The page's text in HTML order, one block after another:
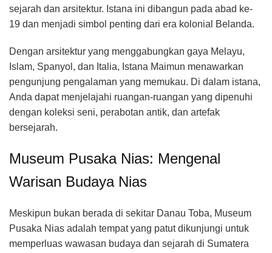
sejarah dan arsitektur. Istana ini dibangun pada abad ke-
19 dan menjadi simbol penting dari era kolonial Belanda.
Dengan arsitektur yang menggabungkan gaya Melayu,
Islam, Spanyol, dan Italia, Istana Maimun menawarkan
pengunjung pengalaman yang memukau. Di dalam istana,
Anda dapat menjelajahi ruangan-ruangan yang dipenuhi
dengan koleksi seni, perabotan antik, dan artefak
bersejarah.
Museum Pusaka Nias: Mengenal
Warisan Budaya Nias
Meskipun bukan berada di sekitar Danau Toba, Museum
Pusaka Nias adalah tempat yang patut dikunjungi untuk
memperluas wawasan budaya dan sejarah di Sumatera